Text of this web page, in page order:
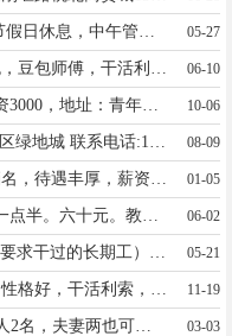
05-27
06-10
银行食堂招聘洗碗5人，双休工资3000，地址：青年路口联系电话：13593186198 10-06
08-09
01-05
06-02
05-21
11-19
03-03